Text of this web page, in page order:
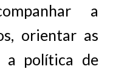
a
orientar as
a política de